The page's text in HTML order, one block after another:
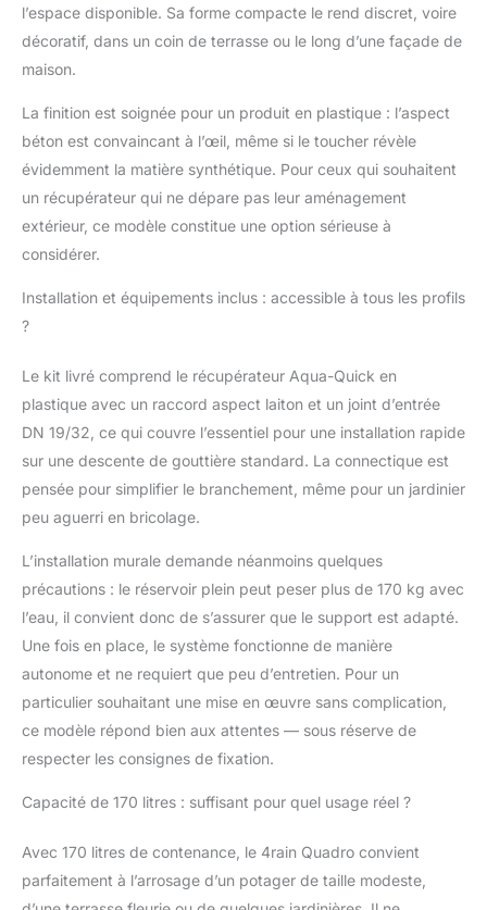
ou pour la vidange
résiduelle en hiver.
est fabriqué en
plastique recyclé
résistant aux
intempéries et aux UV,
ce qui lui garantit une
durée de vie
utilisation en extérieur.
réservoir est fabriqué à
partir de plastique 100
% recyclé et est
également entièrement
pouvez non seulement
mais aussi contribuer
activement à
l'environnement.
couvercle pour un
remplissage facile :
avec une ouverture de
couvercle de 18 cm de
diamètre, le réservoir
rempli d’eau de pluie.
La facilité d'utilisation
stockage idéal pour
l'eau de pluie dans
l’espace disponible. Sa forme compacte le rend discret, voire
décoratif, dans un coin de terrasse ou le long d’une façade de
maison.
La finition est soignée pour un produit en plastique : l’aspect
béton est convaincant à l’œil, même si le toucher révèle
évidemment la matière synthétique. Pour ceux qui souhaitent
un récupérateur qui ne dépare pas leur aménagement
extérieur, ce modèle constitue une option sérieuse à
considérer.
Installation et équipements inclus : accessible à tous les profils
?
Le kit livré comprend le récupérateur Aqua-Quick en
plastique avec un raccord aspect laiton et un joint d’entrée
DN 19/32, ce qui couvre l’essentiel pour une installation rapide
sur une descente de gouttière standard. La connectique est
pensée pour simplifier le branchement, même pour un jardinier
peu aguerri en bricolage.
L’installation murale demande néanmoins quelques
précautions : le réservoir plein peut peser plus de 170 kg avec
l’eau, il convient donc de s’assurer que le support est adapté.
Une fois en place, le système fonctionne de manière
autonome et ne requiert que peu d’entretien. Pour un
particulier souhaitant une mise en œuvre sans complication,
ce modèle répond bien aux attentes — sous réserve de
respecter les consignes de fixation.
Capacité de 170 litres : suffisant pour quel usage réel ?
Avec 170 litres de contenance, le 4rain Quadro convient
parfaitement à l’arrosage d’un potager de taille modeste,